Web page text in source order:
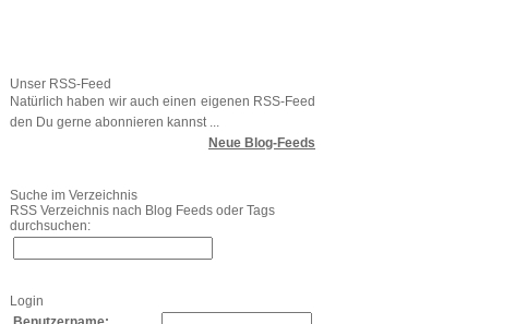
Unser RSS-Feed
Natürlich haben wir auch einen eigenen RSS-Feed
den Du gerne abonnieren kannst ...
Neue Blog-Feeds
Suche im Verzeichnis
RSS Verzeichnis nach Blog Feeds oder Tags
durchsuchen:
Login